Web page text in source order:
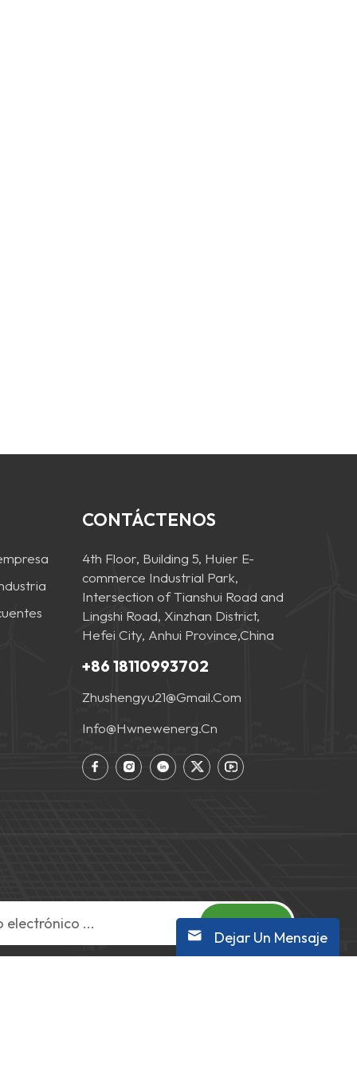
CONTÁCTENOS
4th Floor, Building 5, Huier E-
commerce Industrial Park,
Intersection of Tianshui Road and
Lingshi Road, Xinzhan District,
Hefei City, Anhui Province,China
+86 18110993702
Zhushengyu21@gmail.com
Info@hwnewenerg.cn
Suscribir
Dejar Un Mensaje